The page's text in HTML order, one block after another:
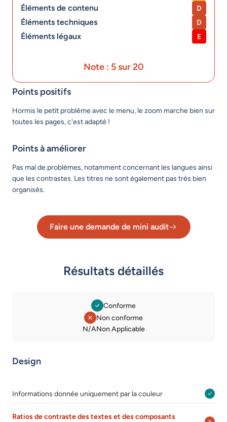
Éléments de contenu D
Éléments techniques D
Éléments légaux E
Note : 5 sur 20
Points positifs
Hormis le petit problème avec le menu, le zoom marche bien sur
toutes les pages, c'est adapté !
Points à améliorer
Pas mal de problèmes, notamment concernant les langues ainsi
que les contrastes. Les titres ne sont également pas très bien
organisés.
Faire une demande de mini audit
Lien vers le formulaire de
Résultats détaillés
Légende des statuts
Conforme
Non conforme
N/ANon Applicable
Design
Informations donnée uniquement par la couleur
Ratios de contraste des textes et des composants